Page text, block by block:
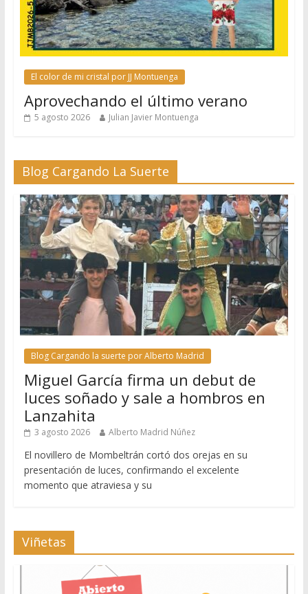
El color de mi cristal por JJ Montuenga
Aprovechando el último verano
5 agosto 2026 Julian Javier Montuenga
Blog Cargando La Suerte
Blog Cargando la suerte por Alberto Madrid
Miguel García firma un debut de
luces soñado y sale a hombros en
Lanzahita
3 agosto 2026 Alberto Madrid Núñez
El novillero de Mombeltrán cortó dos orejas en su
presentación de luces, confirmando el excelente
momento que atraviesa y su
Viñetas